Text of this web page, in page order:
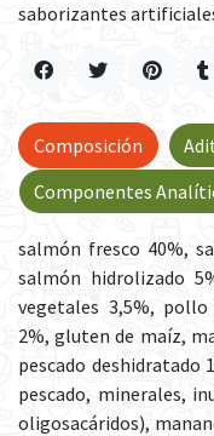
saborizantes
salmón fresco 40%,
salmón hidrolizado
vegetales 3,5%,
2%, gluten de maíz,
pescado deshidratado
pescado, minerales,
oligosacáridos),
Composición
Componentes